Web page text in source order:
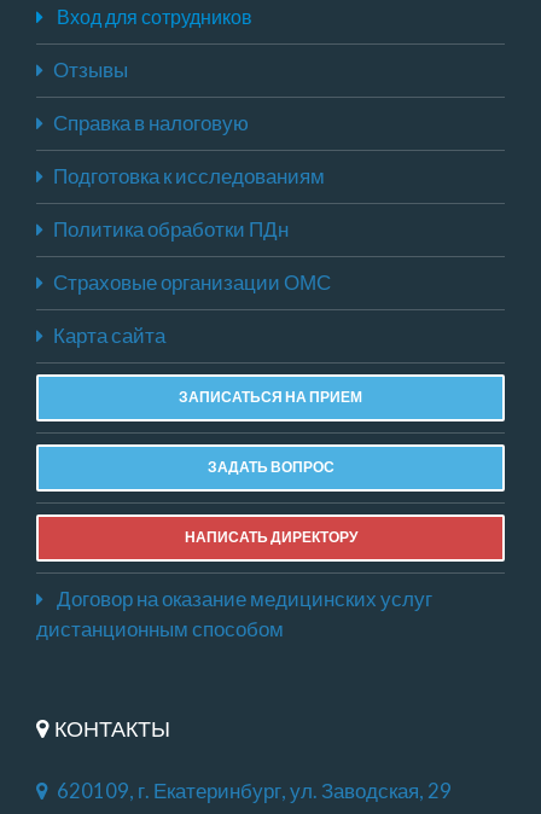
Вход для сотрудников
Отзывы
Справка в налоговую
Подготовка к исследованиям
Политика обработки ПДн
Страховые организации ОМС
Карта сайта
ЗАПИСАТЬСЯ НА ПРИЕМ
ЗАДАТЬ ВОПРОС
НАПИСАТЬ ДИРЕКТОРУ
Договор на оказание медицинских услуг
дистанционным способом
КОНТАКТЫ
620109, г. Екатеринбург, ул. Заводская, 29